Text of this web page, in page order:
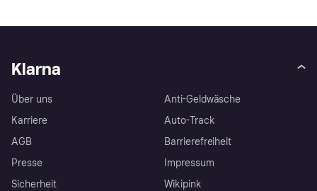
Klarna
Über uns
Karriere
AGB
Presse
Sicherheit
Anti-Geldwäsche
Auto-Track
Barrierefreiheit
Impressum
Wikipink